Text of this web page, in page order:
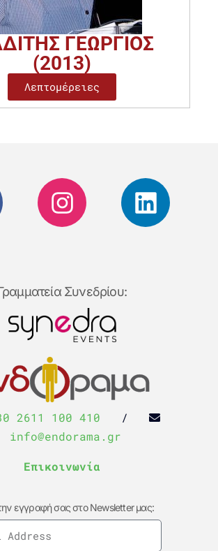
ΓΕΩΡΓΙΟΣ
(2013)
Λεπτομέρειες
Συνεδρίου:
2611 100 410 /
info@endorama.gr
Επικοινωνία
εγγραφή σας στο Newsletter μας: